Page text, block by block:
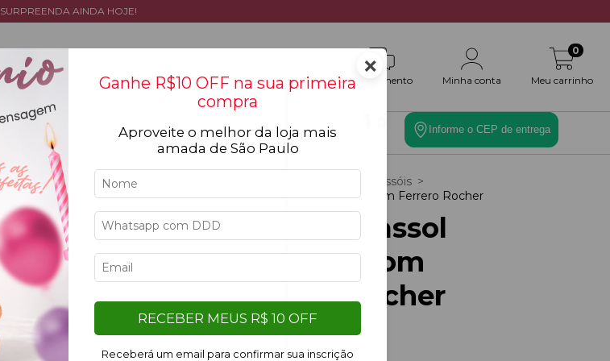
SURPREENDA AINDA HOJE!
Atendimento Minha conta Meu carrinho
0
Cestas Coleção Ocasiões Toque Final Informe o CEP de entrega
Girassóis >
Buquê Girassol Solitário Com Ferrero Rocher
Buquê Girassol
Solitário Com
Ferrero Rocher
R$159,00
×
Ganhe R$10 OFF na sua primeira
compra
Aproveite o melhor da loja mais
amada de São Paulo
RECEBER MEUS R$ 10 OFF
Receberá um email para confirmar sua inscrição